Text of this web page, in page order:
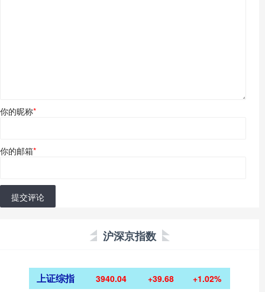
你的昵称*
你的邮箱*
提交评论
沪深京指数
上证综指 3940.04 +39.68 +1.02%